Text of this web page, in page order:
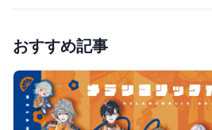
おすすめ記事